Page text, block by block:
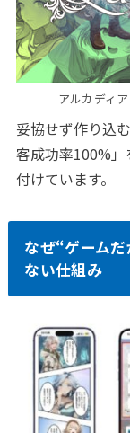
アルカディ
妥協せず作り込
客成功率100%
付けています。
なぜ“ゲーム
ない仕組み